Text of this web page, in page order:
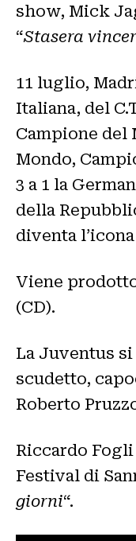
show, Mick
“Stasera
11 luglio,
Italiana, del
Campione del
Mondo,
3 a 1 la
della
diventa
Viene
(CD).
La Juventus
scudetto,
Roberto
Riccardo
Festival di
giorni“.